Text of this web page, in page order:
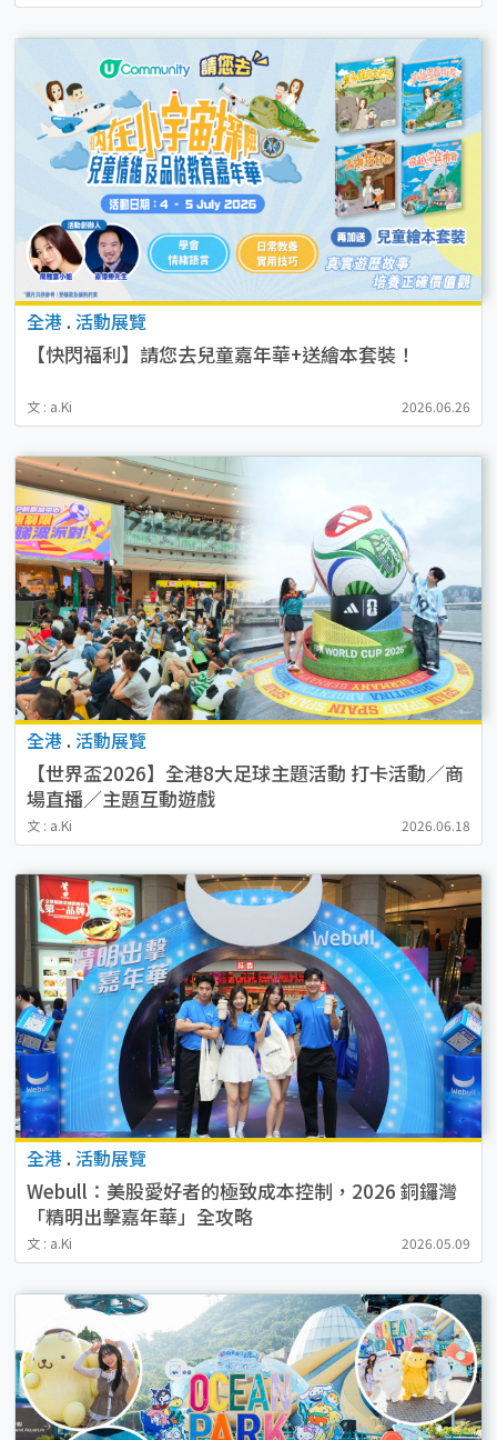
全港 . 活動展覽
【快閃福利】請您去兒童嘉年華+送繪本套裝！
文 : a.Ki 2026.06.26
全港 . 活動展覽
【世界盃2026】全港8大足球主題活動 打卡活動／商
場直播／主題互動遊戲
文 : a.Ki 2026.06.18
全港 . 活動展覽
Webull：美股愛好者的極致成本控制，2026 銅鑼灣
「精明出擊嘉年華」全攻略
文 : a.Ki 2026.05.09